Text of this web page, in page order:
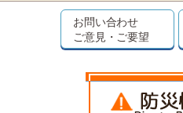
お問い合わせ
ご意見・ご要望